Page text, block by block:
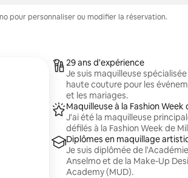
pour personnaliser ou modifier la réservation.
29 ans d'expérience
Je suis maquilleuse
haute couture pour les
et les mariages.
Maquilleuse à la Fashion Week
J'ai été la maquilleuse
défilés à la Fashion Week de
Diplômes en maquillage
Je suis diplômée de
Anselmo et de la Make-Up
Academy (MUD).